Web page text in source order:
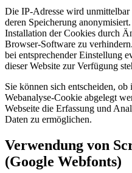
Die IP-Adresse wird
deren Speicherung
Installation der Cookies durch
Browser-Software zu
bei entsprechender Einstellung
dieser Website zur Verfügung
Sie können sich entscheiden,
Webanalyse-Cookie abgelegt
Webseite die Erfassung und
Daten zu ermöglichen.
Verwendung von
(Google Webfonts)